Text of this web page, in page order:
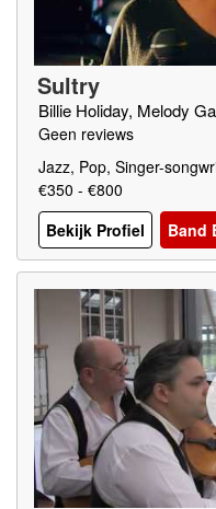
Sultry
Billie Holiday, Melody
Geen reviews
Jazz, Pop, Singer-
€350 - €800
Bekijk Profiel
Band